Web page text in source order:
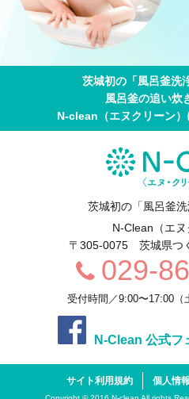
茨城初の「風呂釜洗
風呂釜の追い炊
N-clean（エヌクリーン）
茨城初の「風呂釜
N-Clean（エヌ
〒305-0075
茨城県つ
029-
受付時間／9:00〜17:00（
N-Clean 公式フ
サイト利用規約 個人情